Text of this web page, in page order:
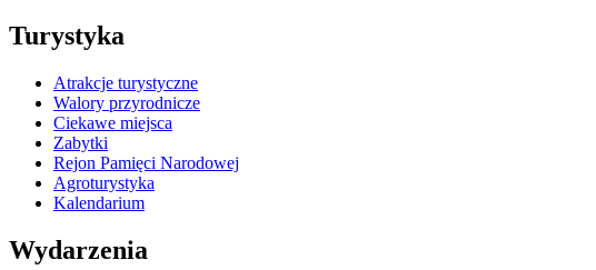
Turystyka
Atrakcje turystyczne
Walory przyrodnicze
Ciekawe miejsca
Zabytki
Rejon Pamięci Narodowej
Agroturystyka
Kalendarium
Wydarzenia